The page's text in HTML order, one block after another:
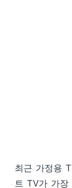
최근 가정용
트 TV가 가장